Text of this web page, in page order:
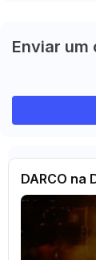
Enviar um
DARCO na